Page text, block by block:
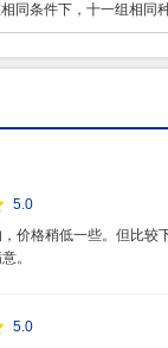
同条件下，十一组相同
5.0
价格稍低一些。但比较
。
5.0